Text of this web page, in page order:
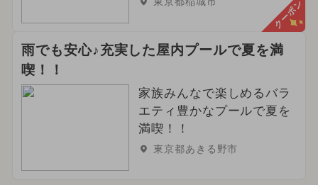
クーポン
雨でも安心♪充実した屋内プールで夏を満
喫！！
家族みんなで楽しめるバラ
エティ豊かなプールで夏を
満喫！！
東京都あきる野市